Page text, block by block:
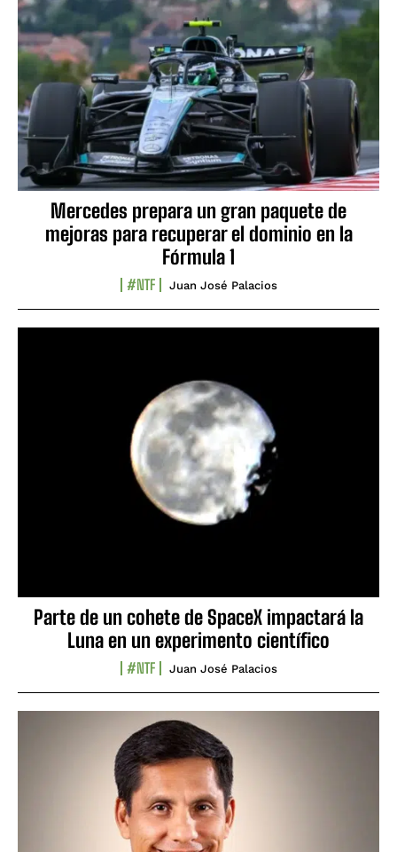
Mercedes prepara un gran paquete de
mejoras para recuperar el dominio en la
Fórmula 1
#NTF Juan José Palacios
Parte de un cohete de SpaceX impactará la
Luna en un experimento científico
#NTF Juan José Palacios